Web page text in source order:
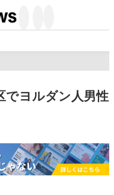
でヨルダン人男性